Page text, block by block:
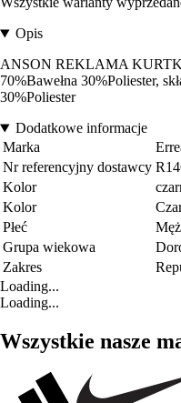
Opis
ANSON REKLAMA
70%Bawełna 30%Poliester,
30%Poliester
Dodatkowe informacje
Marka
Nr referencyjny dostawcy
Kolor
Kolor
Płeć
Grupa wiekowa
Zakres
Loading...
Loading...
Wszystkie nasze